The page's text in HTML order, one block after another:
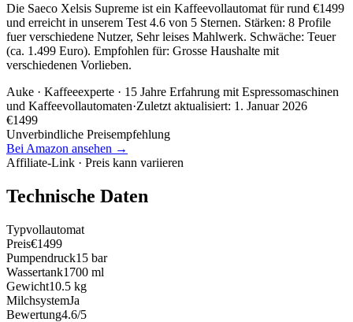
Die Saeco Xelsis Supreme ist ein Kaffeevollautomat für rund €1499
und erreicht in unserem Test 4.6 von 5 Sternen. Stärken: 8 Profile
fuer verschiedene Nutzer, Sehr leises Mahlwerk. Schwäche: Teuer
(ca. 1.499 Euro). Empfohlen für: Grosse Haushalte mit
verschiedenen Vorlieben.
Auke · Kaffeeexperte · 15 Jahre Erfahrung mit Espressomaschinen
und Kaffeevollautomaten·Zuletzt aktualisiert: 1. Januar 2026
€1499
Unverbindliche Preisempfehlung
Bei Amazon ansehen →
Affiliate-Link · Preis kann variieren
Technische Daten
Typvollautomat
Preis€1499
Pumpendruck15 bar
Wassertank1700 ml
Gewicht10.5 kg
MilchsystemJa
Bewertung4.6/5